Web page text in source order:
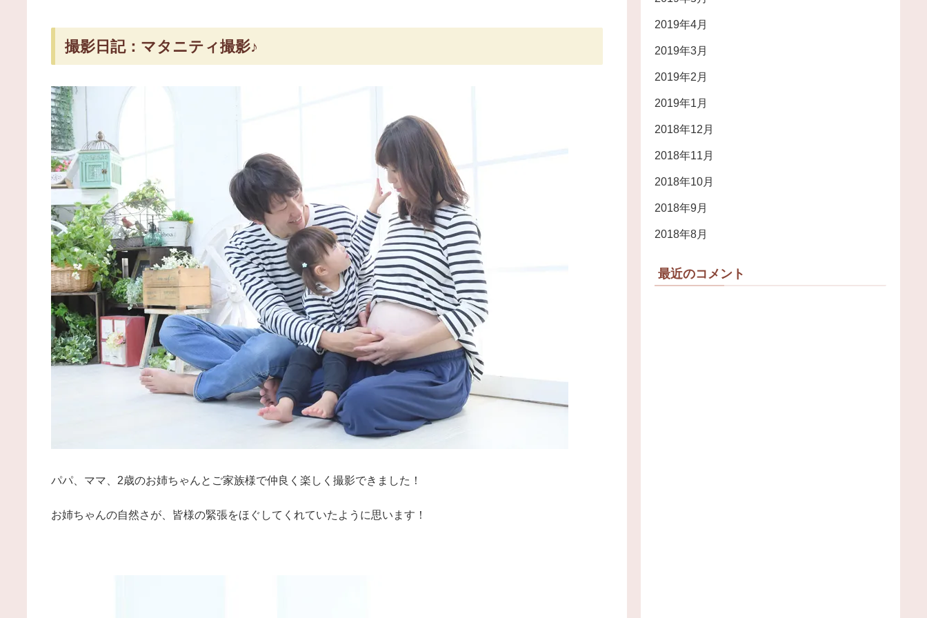
撮影日記：マタニティ撮影♪
パパ、ママ、2歳のお姉ちゃんとご家族様で仲良く楽しく撮影できました！
お姉ちゃんの自然さが、皆様の緊張をほぐしてくれていたように思います！
2019年4月
2019年3月
2019年2月
2019年1月
2018年12月
2018年11月
2018年10月
2018年9月
2018年8月
最近のコメント